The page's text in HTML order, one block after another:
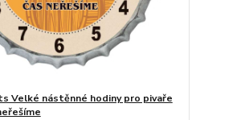
Velké nástěnné hodiny pro pivaře